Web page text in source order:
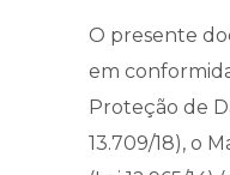
O presente
em
Proteção de
13.709/18), o